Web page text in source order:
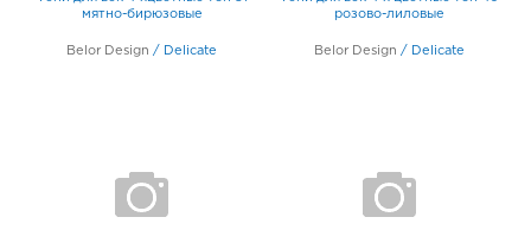
Курск Европа-5: 626.0 руб.
мятно-бирюзовые
Belor Design / Delicate
розово-лиловые
Belor Design / Delicate